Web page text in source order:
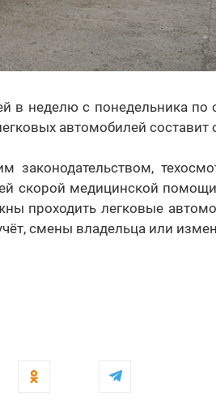
в неделю с понедельника по
автомобилей составит
законодательством,
скорой медицинской
проходить легковые
смены владельца или